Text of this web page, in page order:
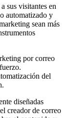
sus visitantes en
automatizado y
sean más
por correo
del
diseñadas
creador de correo